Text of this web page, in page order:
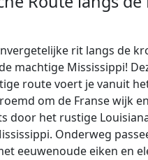
rit langs de
machtige Mississippi!
route voert je vanuit
om de Franse wijk
door het rustige
Onderweg
eeuwenoude eiken en